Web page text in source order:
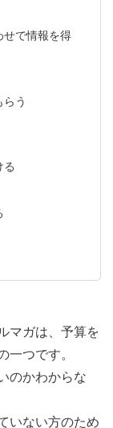
で情報を得
う
マガは、予算を
つです。
のかわからな
いない方のため